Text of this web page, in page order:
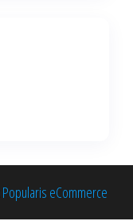
Popularis eCommerce